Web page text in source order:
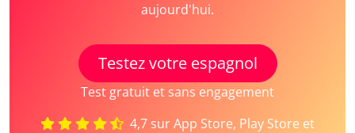
aujourd'hui.
Testez votre espagnol
Test gratuit et sans engagement
4,7 sur App Store, Play Store et